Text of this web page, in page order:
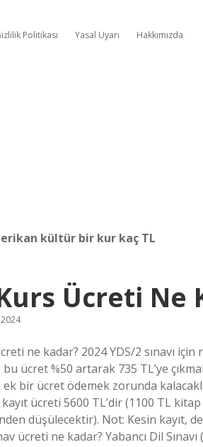
Politikası Yasal Uyarı Hakkımızda
kültür bir kur kaç TL
Ücreti Ne
ne kadar? 2024 YDS/2 sınavı
ücret %50 artarak 735 TL’ye
bir ücret ödemek zorunda
kayıt ücreti 5600 TL’dir (1100 TL
düşülecektir). Not: Kesin kayıt,
ücreti ne kadar? Yabancı Dil